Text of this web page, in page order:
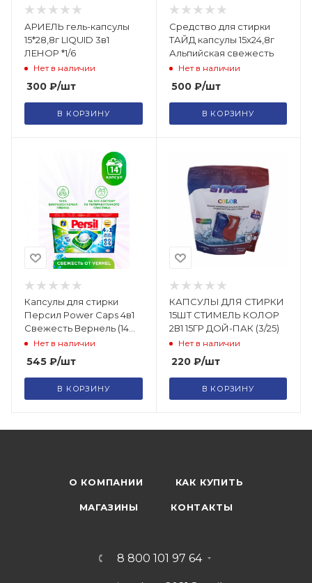
АРИЕЛЬ гель-капсулы
15*28,8г LIQUID 3в1
ЛЕНОР *1/6
Нет в наличии
300 ₽/шт
В КОРЗИНУ
Средство для стирки
ТАЙД капсулы 15х24,8г
Альпийская свежесть
Нет в наличии
500₽/шт
В КОРЗИНУ
Капсулы для стирки
Персил Power Caps 4в1
Свежесть Вернель (14
шт)Нет в наличии
545 ₽/шт
В КОРЗИНУ
КАПСУЛЫ ДЛЯ СТИРКИ
15ШТ СТИМЕЛЬ КОЛОР
2В1 15ГР ДОЙ-ПАК (3/25)
Нет в наличии
220₽/шт
В КОРЗИНУ
О КОМПАНИИ КАК КУПИТЬ
МАГАЗИНЫ КОНТАКТЫ
8 800 101 97 64